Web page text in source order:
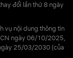
đổi lần thứ 8 ngày
vụ nội dung thông tin
ngày 06/10/2025,
25/03/2030 (của